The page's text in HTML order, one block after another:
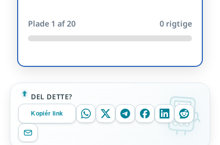
Plade 1 af 20 0 rigtige
DEL DETTE?
Kopiér link